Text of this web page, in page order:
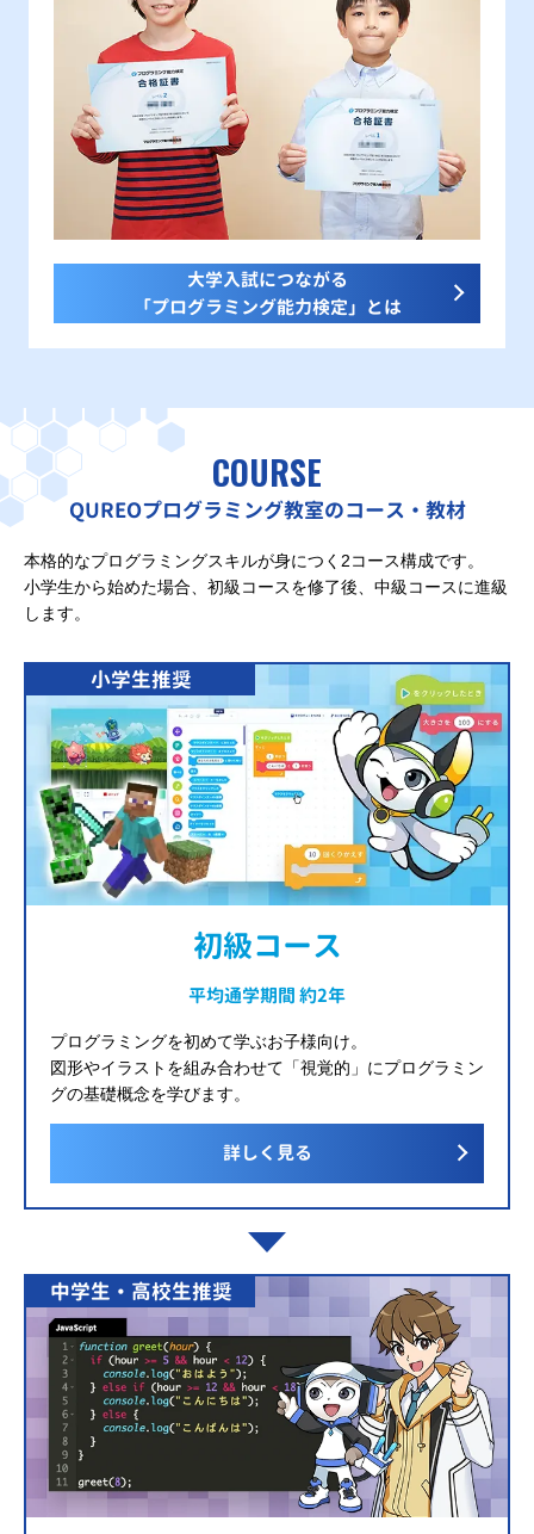
大学入試につながる
「プログラミング能力検定」とは
COURSE
QUREOプログラミング教室のコース・教材
本格的なプログラミングスキルが身につく2コース構成です。
小学生から始めた場合、初級コースを修了後、中級コースに進級
します。
小学生推奨
初級コース
平均通学期間 約2年
プログラミングを初めて学ぶお子様向け。
図形やイラストを組み合わせて「視覚的」にプログラミン
グの基礎概念を学びます。
詳しく見る
中学生・高校生推奨